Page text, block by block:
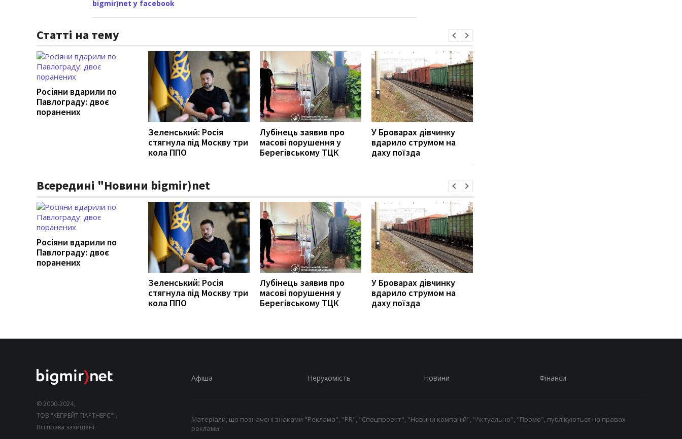
bigmir)net у facebook
Статті на тему
Росіяни вдарили по
Павлограду: двоє
поранених
Зеленський: Росія
стягнула під Москву три
кола ППО
Лубінець заявив про
масові порушення у
Берегівському ТЦК
У Броварах дівчинку
вдарило струмом на
даху поїзда
Всередині "Новини bigmir)net
Росіяни вдарили по
Павлограду: двоє
поранених
Зеленський: Росія
стягнула під Москву три
кола ППО
Лубінець заявив про
масові порушення у
Берегівському ТЦК
У Броварах дівчинку
вдарило струмом на
даху поїзда
© 2000-2024,
ТОВ "КЕПРЕЙТ ПАРТНЕРС"".
Всі права захищені.
Афіша Нерухомість Новини Фінанси
Матеріали, що позначені знаками "Реклама", "PR", "Спецпроект", "Новини компаній", "Актуально", "Промо", публікуються на правах
реклами.